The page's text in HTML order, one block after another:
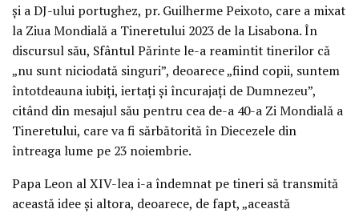
și a DJ-ului portughez, pr. Guilherme Peixoto, care a mixat
la Ziua Mondială a Tineretului 2023 de la Lisabona. În
discursul său, Sfântul Părinte le-a reamintit tinerilor că
„nu sunt niciodată singuri”, deoarece „fiind copii, suntem
întotdeauna iubiți, iertați și încurajați de Dumnezeu”,
citând din mesajul său pentru cea de-a 40-a Zi Mondială a
Tineretului, care va fi sărbătorită în Diecezele din
întreaga lume pe 23 noiembrie.
Papa Leon al XIV-lea i-a îndemnat pe tineri să transmită
această idee și altora, deoarece, de fapt, „această